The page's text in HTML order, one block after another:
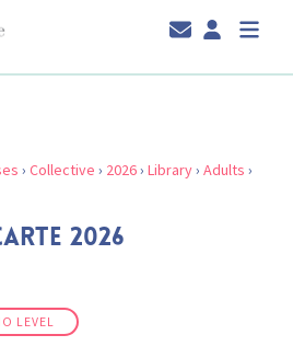
› Collective › 2026› Library› Adults ›
2026
LEVEL